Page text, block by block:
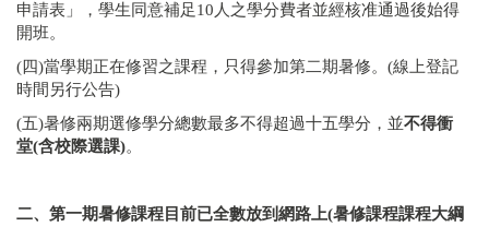
申請表」，學生同意補足10人之學分費者並經核准通過後始得
開班。
(四)當學期正在修習之課程，只得參加第二期暑修。(線上登記
時間另行公告)
(五)暑修兩期選修學分總數最多不得超過十五學分，並不得衝
堂(含校際選課)。
二、 第一期暑修課程目前已全數放到網路上(暑修課程課程大綱